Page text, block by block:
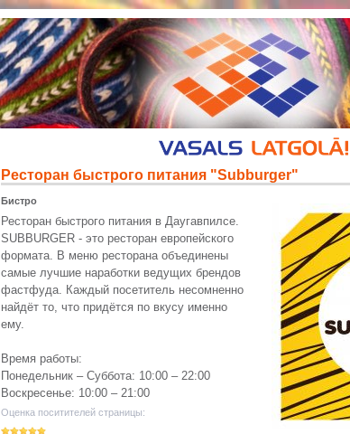
Ресторан быстрого питания "Subburger"
Бистро
Ресторан быстрого питания в Даугавпилсе.
SUBBURGER - это ресторан европейского
формата. В меню ресторана объединены
самые лучшие наработки ведущих брендов
фастфуда. Каждый посетитель несомненно
найдёт то, что придётся по вкусу именно
ему.
Время работы:
Понедельник – Суббота: 10:00 – 22:00
Воскресенье: 10:00 – 21:00
Оценка поситителей страницы: